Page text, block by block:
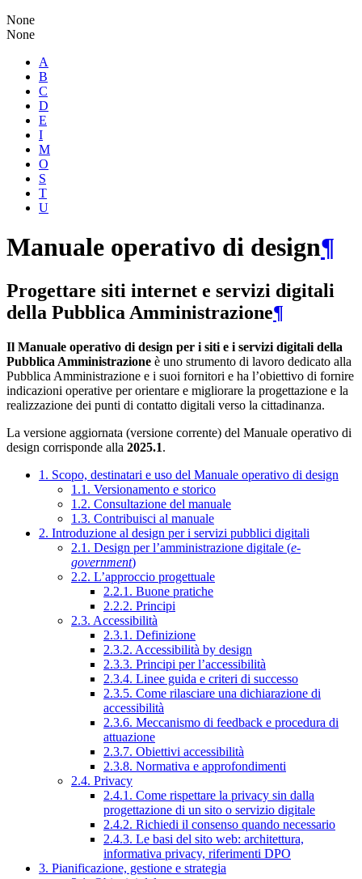
None
None
A
B
C
D
E
I
M
O
S
T
U
Manuale operativo di design¶
Progettare siti internet e servizi digitali
della Pubblica Amministrazione¶
Il Manuale operativo di design per i siti e i servizi digitali della
Pubblica Amministrazione è uno strumento di lavoro dedicato alla
Pubblica Amministrazione e i suoi fornitori e ha l’obiettivo di fornire
indicazioni operative per orientare e migliorare la progettazione e la
realizzazione dei punti di contatto digitali verso la cittadinanza.
La versione aggiornata (versione corrente) del Manuale operativo di
design corrisponde alla 2025.1.
1. Scopo, destinatari e uso del Manuale operativo di design
1.1. Versionamento e storico
1.2. Consultazione del manuale
1.3. Contribuisci al manuale
2. Introduzione al design per i servizi pubblici digitali
2.1. Design per l’amministrazione digitale (e-
government)
2.2. L’approccio progettuale
2.2.1. Buone pratiche
2.2.2. Principi
2.3. Accessibilità
2.3.1. Definizione
2.3.2. Accessibilità by design
2.3.3. Principi per l’accessibilità
2.3.4. Linee guida e criteri di successo
2.3.5. Come rilasciare una dichiarazione di
accessibilità
2.3.6. Meccanismo di feedback e procedura di
attuazione
2.3.7. Obiettivi accessibilità
2.3.8. Normativa e approfondimenti
2.4. Privacy
2.4.1. Come rispettare la privacy sin dalla
progettazione di un sito o servizio digitale
2.4.2. Richiedi il consenso quando necessario
2.4.3. Le basi del sito web: architettura,
informativa privacy, riferimenti DPO
3. Pianificazione, gestione e strategia